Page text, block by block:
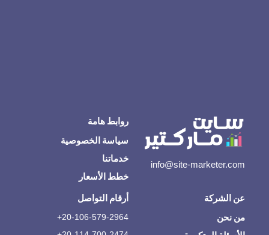
info@site-marketer.com
روابط هامة
سياسة الخصوصية
خدماتنا
خطط الأسعار
عن الشركة
من نحن
أرقام التواصل
20-106-579-2964+